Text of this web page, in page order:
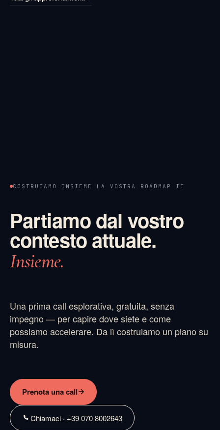
COSTRUIAMO INSIEME LA VOSTRA ROADMAP IT
Partiamo dal vostro
contesto attuale.
Insieme.
Una prima call esplorativa, gratuita, senza
impegno — per capire dove siete e come
possiamo accelerare. Da lì costruiamo un piano su
misura.
Prenota una call
Chiamaci · +39 070 8002643